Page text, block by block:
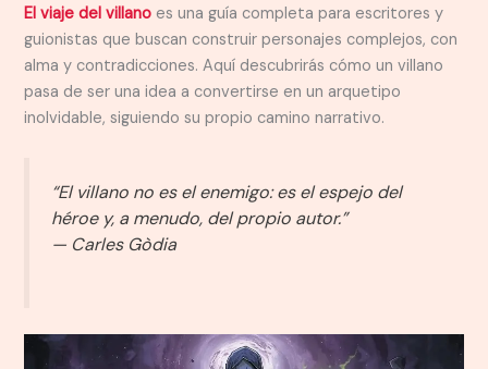
El viaje del villano es una guía completa para escritores y
guionistas que buscan construir personajes complejos, con
alma y contradicciones. Aquí descubrirás cómo un villano
pasa de ser una idea a convertirse en un arquetipo
inolvidable, siguiendo su propio camino narrativo.
“El villano no es el enemigo: es el espejo del
héroe y, a menudo, del propio autor.”
— Carles Gòdia